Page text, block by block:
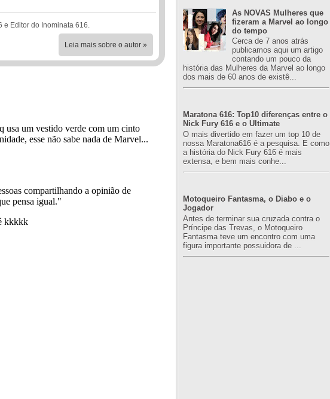
e Editor do Inominata 616.
Leia mais sobre o autor »
As NOVAS Mulheres que
fizeram a Marvel ao longo
do tempo
Cerca de 7 anos atrás
publicamos aqui um artigo
contando um pouco da
história das Mulheres da Marvel ao longo
dos mais de 60 anos de existê...
Maratona 616: Top10 diferenças entre o
Nick Fury 616 e o Ultimate
O mais divertido em fazer um top 10 de
nossa Maratona616 é a pesquisa. E como
a história do Nick Fury 616 é mais
extensa, e bem mais conhe...
Motoqueiro Fantasma, o Diabo e o
Jogador
Antes de terminar sua cruzada contra o
Príncipe das Trevas, o Motoqueiro
Fantasma teve um encontro com uma
figura importante possuidora de ...